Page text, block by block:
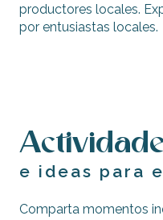
productores locales.
por entusiastas locales.
Visitas al
e ideas para
Comparta momentos